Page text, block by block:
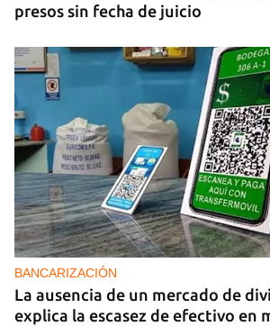
presos sin fecha de juicio
BANCARIZACIÓN
La ausencia de un mercado de
explica la escasez de efectivo en